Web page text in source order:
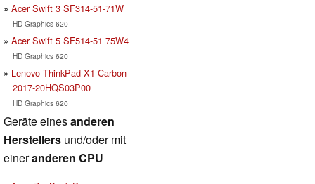
Acer Swift 3 SF314-51-71W
HD Graphics 620
Acer Swift 5 SF514-51 75W4
HD Graphics 620
Lenovo ThinkPad X1 Carbon
2017-20HQS03P00
HD Graphics 620
Geräte einesanderen
Herstellers und/oder mit
eineranderen CPU